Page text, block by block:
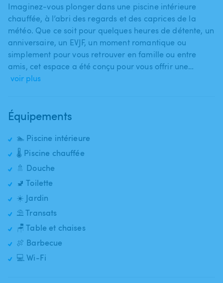
Imaginez-vous plonger dans une piscine intérieure
chauffée​,​ à l’abri des regards et des caprices de la
météo. Que ce soit pour quelques heures de détente​,​ un
anniversaire​,​ un EVJF​,​ un moment romantique ou
simplement pour vous retrouver en famille ou entre
amis​,​ cet espace a été conçu pour vous offrir une…
voir plus
Équipements
🏊 Piscine intérieure
🌡️ Piscine chauffée
🚿 Douche
🚽 Toilette
☀️ Jardin
⛱️ Transats
🪑 Table et chaises
🍖 Barbecue
💻 Wi-Fi